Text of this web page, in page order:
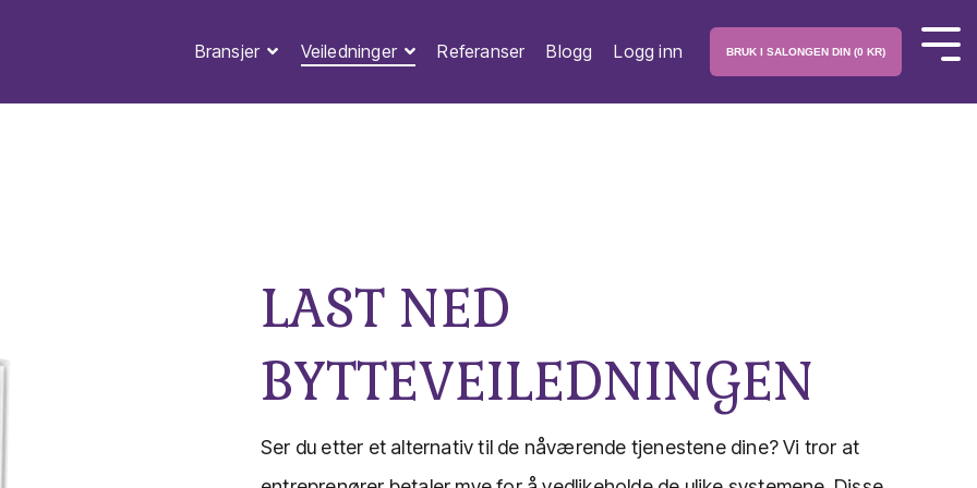
Bransjer Veiledninger Referanser Blogg Logg inn BRUK I SALONGEN DIN (0 KR)
LAST NED
BYTTEVEILEDNINGEN
Ser du etter et alternativ til de nåværende tjenestene dine? Vi tror at